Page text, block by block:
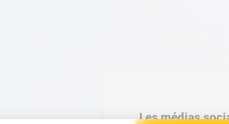
Les médias